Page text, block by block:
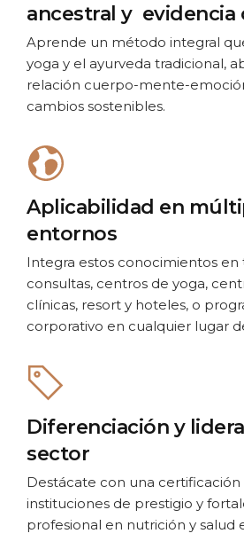
ancestral y evidencia
Aprende un método integral
yoga y el ayurveda tradicional,
relación cuerpo-mente-
cambios sostenibles.
Aplicabilidad en
entornos
Integra estos conocimientos en
consultas, centros de yoga,
clínicas, resort y hoteles, o
corporativo en cualquier lugar
Diferenciación y
sector
Destácate con una
instituciones de prestigio y
profesional en nutrición y salud